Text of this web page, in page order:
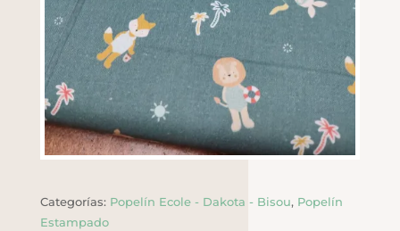
Categorías: Popelín Ecole - Dakota - Bisou, Popelín
Estampado